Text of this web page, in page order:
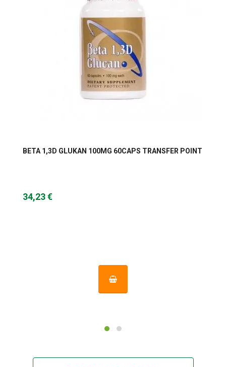
BETA 1,3D GLUKAN 100MG 60CAPS TRANSFER POINT
34,23 €